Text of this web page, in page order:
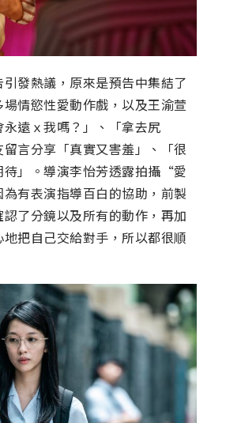
發熱議，原來是預告中集結了
情慾性愛動作戲，以及王渝萱
遠ｘ我嗎？」、「拿去尻
言分享「真實又害羞」、「很
待」。導演李怡芳透露拍攝“愛
有表演指導百白的協助，前製
了分鏡以及所有的動作，再加
把自己交給對手，所以都很順